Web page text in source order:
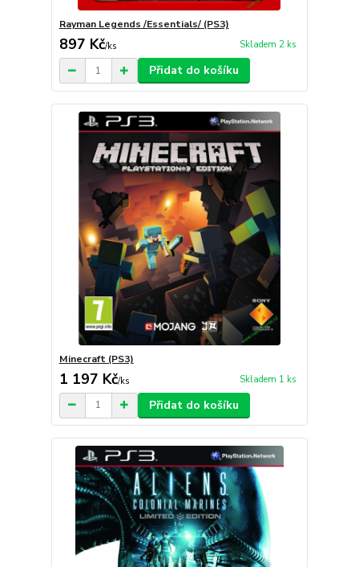
Rayman Legends /Essentials/ (PS3)
897 Kč/ks Skladem 2 ks
Přidat do košíku
Minecraft (PS3)
1 197 Kč/ks Skladem 1 ks
Přidat do košíku